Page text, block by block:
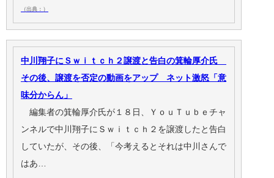
（出典：）
中川翔子にＳｗｉｔｃｈ２譲渡と告白の箕輪厚介氏
その後、譲渡を否定の動画をアップ ネット激怒「意
味分からん」
編集者の箕輪厚介氏が１８日、ＹｏｕＴｕｂｅチャ
ンネルで中川翔子にＳｗｉｔｃｈ２を譲渡したと告白
していたが、その後、「今考えるとそれは中川さんで
はあ…